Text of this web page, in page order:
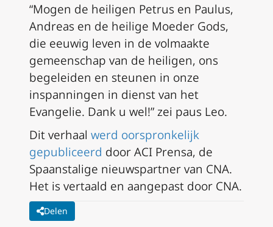
“Mogen de heiligen Petrus en Paulus,
Andreas en de heilige Moeder Gods,
die eeuwig leven in de volmaakte
gemeenschap van de heiligen, ons
begeleiden en steunen in onze
inspanningen in dienst van het
Evangelie. Dank u wel!” zei paus Leo.
Dit verhaal werd oorspronkelijk
gepubliceerd door ACI Prensa, de
Spaanstalige nieuws­partner van CNA.
Het is vertaald en aangepast door CNA.
Delen